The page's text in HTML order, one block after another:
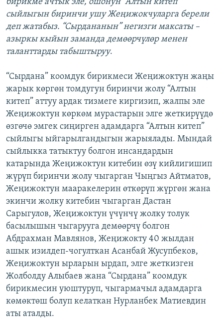
сыйлыгын биринчи ушу Жеңижокчуларга берели
деп жатабыз. “Сырдананын” негизги максаты –
азыркы кыйын заманда демөөрчүлөр менен
таланттарды табыштыруу.
“Сырдана” коомдук бирикмеси Жеңижоктун жаңы
жарык көргөн томдугун биринчи жолу “Алтын
китеп” аттуу ардак тизмеге киргизип, жалпы эле
Жеңижоктун көркөм мурастарын элге жеткирүүдө
өзгөчө эмгек сиңирген адамдарга “Алтын китеп”
сыйлыгы ыйгарылгандыгын жарыялады. Мындай
сыйлыкка татыктуу болгон инсандардын
катарында Жеңижоктун китебин өзү кийлигишип
жүрүп биринчи жолу чыгарган Чыңгыз Айтматов,
Жеңижоктун мааракелерин өткөрүп жүргөн жана
экинчи жолку китебин чыгарган Дастан
Сарыгулов, Жеңижоктун үчүнчү жолку толук
басылышын чыгарууга демөөрчү болгон
Абдрахман Мавлянов, Жеңижокту 40 жылдан
ашык изилдеп-чогулткан Асанбай Жусупбеков,
Жеңижоктун ырларын ырдап, элге жеткизген
Жолболду Алыбаев жана “Сырдана” коомдук
бирикмесин уюштуруп, чыгармачыл адамдарга
көмөктөш болуп келаткан Нурланбек Матиевдин
аты аталды.